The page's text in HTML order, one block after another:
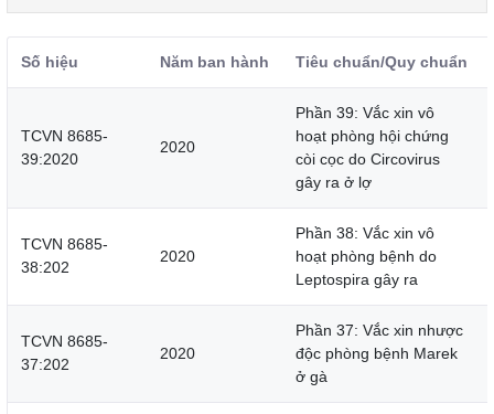
Số hiệu Năm ban hành Tiêu chuẩn/Quy chuẩn
TCVN 8685-
39:2020
2020
Phần 39: Vắc xin vô
hoạt phòng hội chứng
còi cọc do Circovirus
gây ra ở lợ
TCVN 8685-
38:202
2020
Phần 38: Vắc xin vô
hoạt phòng bệnh do
Leptospira gây ra
TCVN 8685-
37:202
2020
Phần 37: Vắc xin nhược
độc phòng bệnh Marek
ở gà